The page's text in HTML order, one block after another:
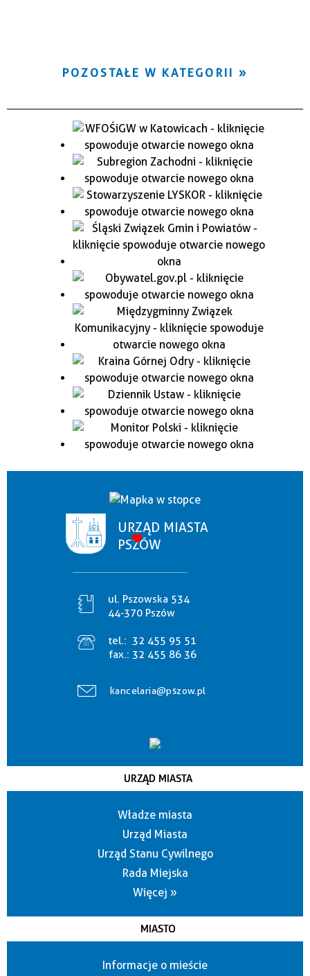
POZOSTAŁE W KATEGORII
URZĄD MIASTA
PSZÓW
ul. Pszowska 534
44-370 Pszów
tel.: 32 455 95 51
fax.: 32 455 86 36
kancelaria@pszow.pl
URZĄD MIASTA
Władze miasta
Urząd Miasta
Urząd Stanu Cywilnego
Rada Miejska
Więcej »
MIASTO
Informacje o mieście